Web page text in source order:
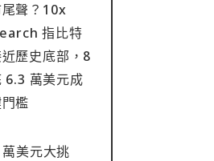
聲？10x
指比特
歷史底部，8
6.3 萬美元成
檻
美元大挑